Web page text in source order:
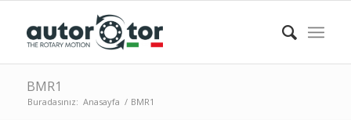
BMR1
Buradasınız: Anasayfa / BMR1